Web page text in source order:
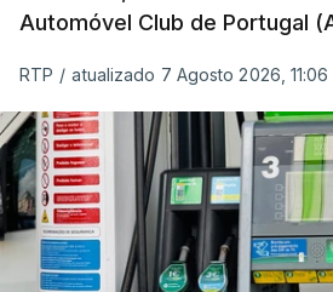
Automóvel Club de Portugal
RTP / atualizado 7 Agosto 2026, 11:06